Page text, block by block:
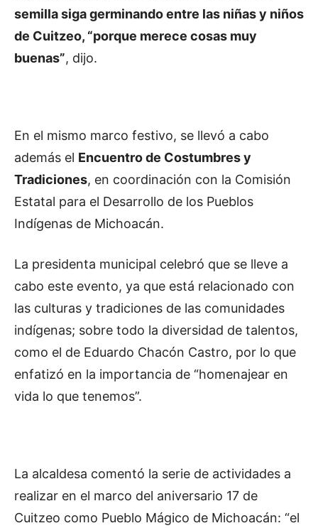
semilla siga germinando entre las niñas y niños
de Cuitzeo, “porque merece cosas muy
buenas”, dijo.
En el mismo marco festivo, se llevó a cabo
además el Encuentro de Costumbres y
Tradiciones, en coordinación con la Comisión
Estatal para el Desarrollo de los Pueblos
Indígenas de Michoacán.
La presidenta municipal celebró que se lleve a
cabo este evento, ya que está relacionado con
las culturas y tradiciones de las comunidades
indígenas; sobre todo la diversidad de talentos,
como el de Eduardo Chacón Castro, por lo que
enfatizó en la importancia de “homenajear en
vida lo que tenemos”.
La alcaldesa comentó la serie de actividades a
realizar en el marco del aniversario 17 de
Cuitzeo como Pueblo Mágico de Michoacán: “el